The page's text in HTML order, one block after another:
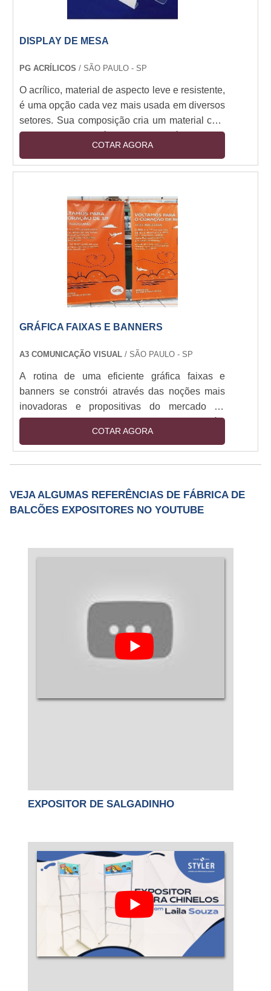
DISPLAY DE MESA
PG ACRÍLICOS / SÃO PAULO - SP
O acrílico, material de aspecto leve e resistente,
é uma opção cada vez mais usada em diversos
setores. Sua composição cria um material com
durabilidade de até 10 anos e o ótimo custo
benefício atrai consumidores. Produtos como
urnas, displays e púlpitos podem ser fabricados
principal função é atrair consumidores em áreas
comerciais ou uso para comunicação interna
em empresas. Personalização correta....
COTAR AGORA
GRÁFICA FAIXAS E BANNERS
A3 COMUNICAÇÃO VISUAL / SÃO PAULO - SP
A rotina de uma eficiente gráfica faixas e
banners se constrói através das noções mais
inovadoras e propositivas do mercado da
comunicação visual. Em todas as frentes. Aliás,
é também por conta disso que os materiais
utilizados nestas composições são cada vez
mais atualizados com o intuito de gerarem, de
equipamentos. Características de uma gráfica
faixas e banners O PVC, por exemplo,
COTAR AGORA
VEJA ALGUMAS REFERÊNCIAS DE FÁBRICA DE
BALCÕES EXPOSITORES NO YOUTUBE
EXPOSITOR DE SALGADINHO